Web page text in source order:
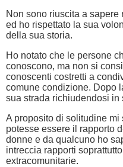
Non sono riuscita a
ed ho rispettato la sua
della sua storia.
Ho notato che le persone
conoscono, ma non si
conoscenti costretti a
comune condizione. Dopo
sua strada richiudendosi in
A proposito di solitudine
potesse essere il rapporto
donne e da qualcuno ho
intreccia rapporti
extracomunitarie.